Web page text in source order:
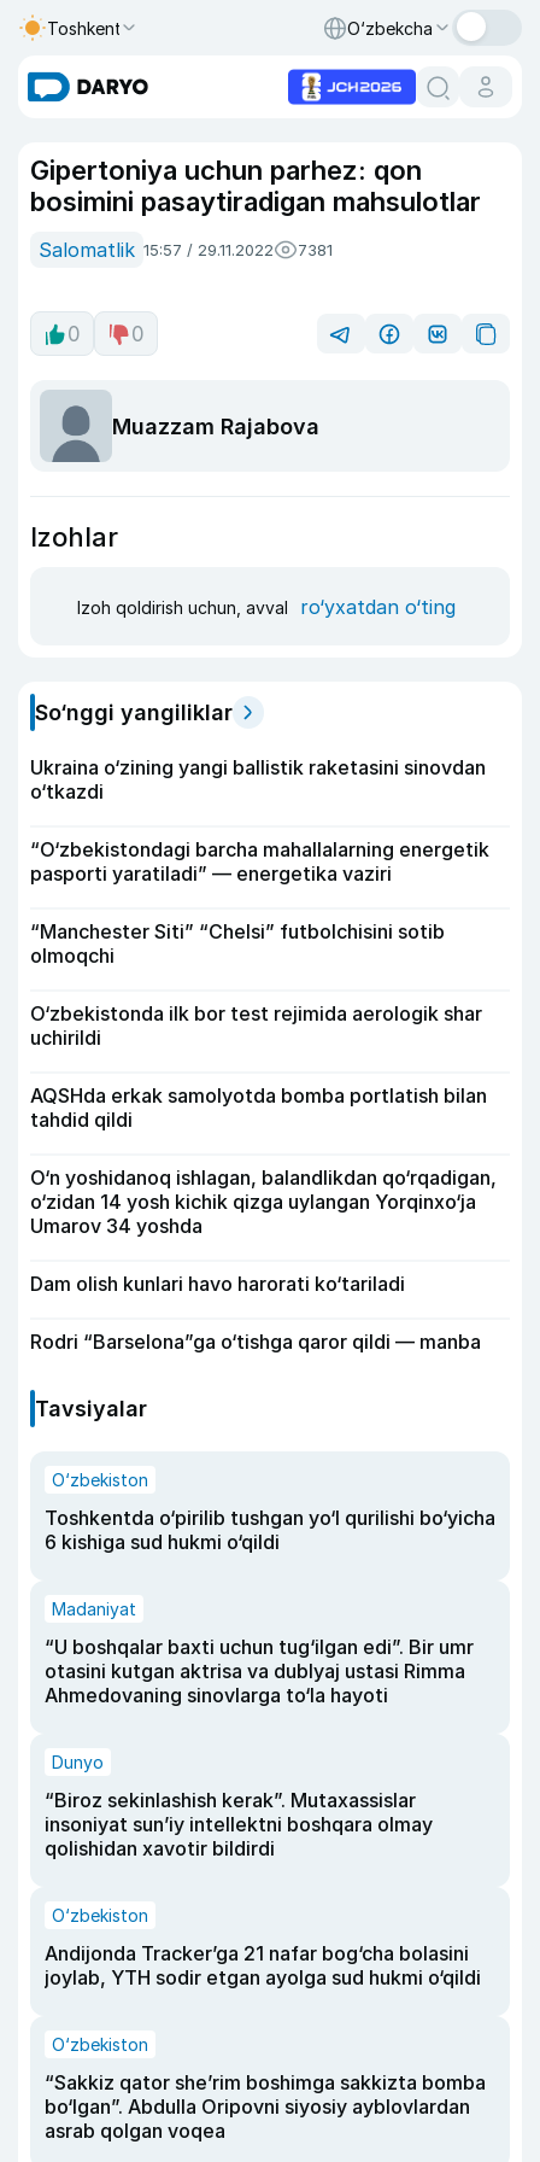
Toshkent O‘zbekcha
Gipertoniya uchun parhez: qon
bosimini pasaytiradigan mahsulotlar
Salomatlik 15:57 / 29.11.2022 7381
0 0
Muazzam Rajabova
Izohlar
Izoh qoldirish uchun, avval ro‘yxatdan o‘ting
So‘nggi yangiliklar
Ukraina o‘zining yangi ballistik raketasini sinovdan
o‘tkazdi
“O‘zbekistondagi barcha mahallalarning energetik
pasporti yaratiladi” — energetika vaziri
“Manchester Siti” “Chelsi” futbolchisini sotib
olmoqchi
O‘zbekistonda ilk bor test rejimida aerologik shar
uchirildi
AQSHda erkak samolyotda bomba portlatish bilan
tahdid qildi
O‘n yoshidanoq ishlagan, balandlikdan qo‘rqadigan,
o‘zidan 14 yosh kichik qizga uylangan Yorqinxo‘ja
Umarov 34 yoshda
Dam olish kunlari havo harorati ko‘tariladi
Rodri “Barselona”ga o‘tishga qaror qildi — manba
Tavsiyalar
O‘zbekiston
Toshkentda o‘pirilib tushgan yo‘l qurilishi bo‘yicha
6 kishiga sud hukmi o‘qildi
Madaniyat
“U boshqalar baxti uchun tug‘ilgan edi”. Bir umr
otasini kutgan aktrisa va dublyaj ustasi Rimma
Ahmedovaning sinovlarga to‘la hayoti
Dunyo
“Biroz sekinlashish kerak”. Mutaxassislar
insoniyat sun’iy intellektni boshqara olmay
qolishidan xavotir bildirdi
O‘zbekiston
Andijonda Tracker’ga 21 nafar bog‘cha bolasini
joylab, YTH sodir etgan ayolga sud hukmi o‘qildi
O‘zbekiston
“Sakkiz qator she’rim boshimga sakkizta bomba
bo‘lgan”. Abdulla Oripovni siyosiy ayblovlardan
asrab qolgan voqea